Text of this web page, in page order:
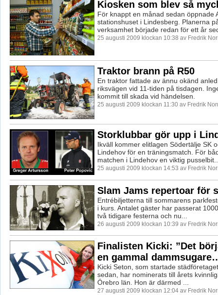
Kiosken som blev så
För knappt en månad sedan öppnade
stationshuset i Lindesberg. Planerna
verksamhet började redan för ett år
25 augusti 2009 klockan 10:38 av Fredrik
Traktor brann på R50
En traktor fattade av ännu okänd
riksvägen vid 11-tiden på tisdagen.
kommit till skada vid händelsen.
25 augusti 2009 klockan 11:30 av Fredrik
Storklubbar gör upp i
Ikväll kommer elitlagen Södertälje SK
Lindehov för en träningsmatch. För
matchen i Lindehov en viktig
25 augusti 2009 klockan 14:53 av Fredrik
Slam Jams repertoar för
Entrébiljetterna till sommarens
i kurs. Antalet gäster har passerat
två tidigare festerna och nu...
26 augusti 2009 klockan 10:39 av Fredrik
Finalisten Kicki: ”Det
en gammal
Kicki Seton, som startade
sedan, har nominerats till årets
Örebro län. Hon är därmed ...
27 augusti 2009 klockan 12:04 av Fredrik